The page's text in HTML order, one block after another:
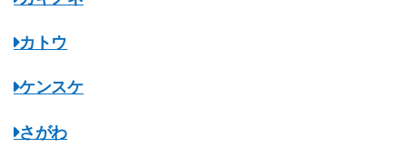
カトウ
ケンスケ
さがわ